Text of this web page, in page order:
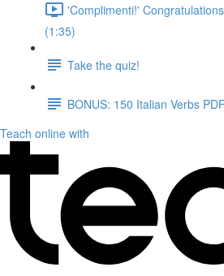
'Complimenti!'
(1:35)
Take the quiz!
BONUS: 150 Italian Verbs PDF
Teach online with